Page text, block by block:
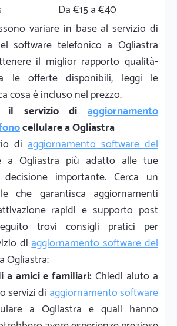
Da €15 a €40
variare in base al servizio di
software telefonico a Ogliastra
il miglior rapporto qualità-
le offerte disponibili, leggi le
cosa è incluso nel prezzo.
il servizio di aggiornamento
cellulare a Ogliastra
di aggiornamento software del
a Ogliastra più adatto alle tue
importante. Cerca un
che garantisca aggiornamenti
rapidi e supporto post
trovi consigli pratici per
diaggiornamento software del
Ogliastra:
a amici e familiari: Chiedi aiuto a
servizi diaggiornamento software
a Ogliastra e quali hanno